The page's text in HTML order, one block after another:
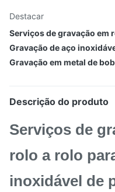
Destacar
Serviços de gravação em
Gravação de aço
Gravação em metal de
Descrição do produto
Serviços de
rolo a rolo
inoxidável de